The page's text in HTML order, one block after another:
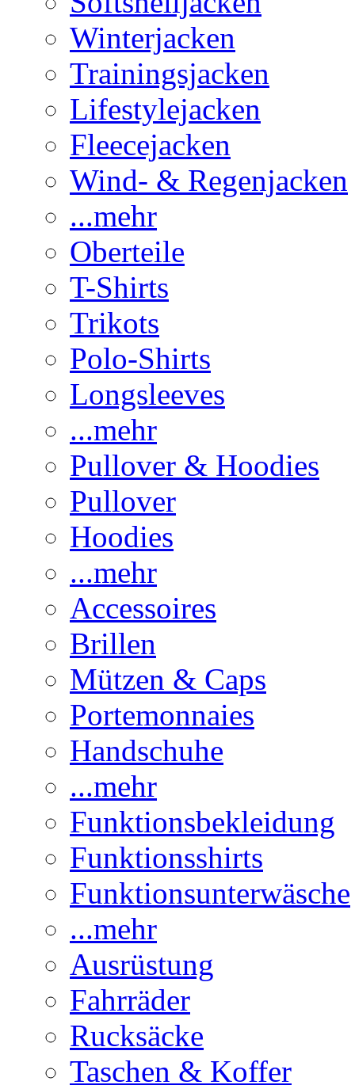
Winterjacken
Trainingsjacken
Lifestylejacken
Fleecejacken
Wind- & Regenjacken
...mehr
Oberteile
T-Shirts
Trikots
Polo-Shirts
Longsleeves
...mehr
Pullover & Hoodies
Pullover
Hoodies
...mehr
Accessoires
Brillen
Mützen & Caps
Portemonnaies
Handschuhe
...mehr
Funktionsbekleidung
Funktionsshirts
Funktionsunterwäsche
...mehr
Ausrüstung
Fahrräder
Rucksäcke
Taschen & Koffer